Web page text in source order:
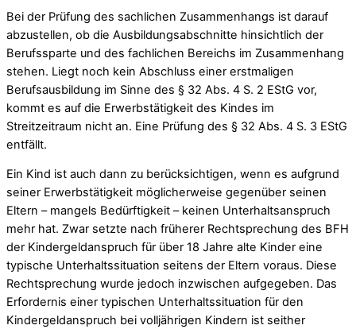
Bei der Prüfung des sachlichen Zusammenhangs ist darauf
abzustellen, ob die Ausbildungsabschnitte hinsichtlich der
Berufssparte und des fachlichen Bereichs im Zusammenhang
stehen. Liegt noch kein Abschluss einer erstmaligen
Berufsausbildung im Sinne des § 32 Abs. 4 S. 2 EStG vor,
kommt es auf die Erwerbstätigkeit des Kindes im
Streitzeitraum nicht an. Eine Prüfung des § 32 Abs. 4 S. 3 EStG
entfällt.
Ein Kind ist auch dann zu berücksichtigen, wenn es aufgrund
seiner Erwerbstätigkeit möglicherweise gegenüber seinen
Eltern – mangels Bedürftigkeit – keinen Unterhaltsanspruch
mehr hat. Zwar setzte nach früherer Rechtsprechung des BFH
der Kindergeldanspruch für über 18 Jahre alte Kinder eine
typische Unterhaltssituation seitens der Eltern voraus. Diese
Rechtsprechung wurde jedoch inzwischen aufgegeben. Das
Erfordernis einer typischen Unterhaltssituation für den
Kindergeldanspruch bei volljährigen Kindern ist seither